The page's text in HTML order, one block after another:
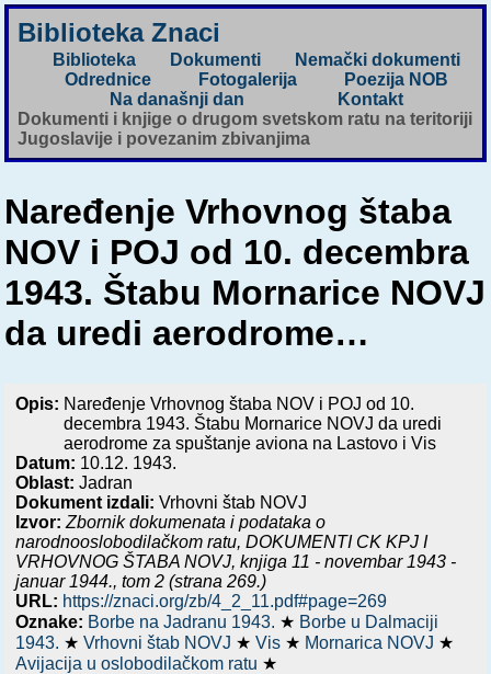
Biblioteka Znaci
Biblioteka Dokumenti
Nemački dokumenti
Odrednice
Fotogalerija
Poezija NOB
Na današnji dan
Kontakt
Dokumenti i knjige o drugom svetskom ratu na teritoriji
Jugoslavije i povezanim zbivanjima
Naređenje Vrhovnog štaba
NOV i POJ od 10. decembra
1943. Štabu Mornarice NOVJ
da uredi aerodrome…
Opis: Naređenje Vrhovnog štaba NOV i POJ od 10.
decembra 1943. Štabu Mornarice NOVJ da uredi
aerodrome za spuštanje aviona na Lastovo i Vis
Datum: 10.12. 1943.
Oblast: Jadran
Dokument izdali: Vrhovni štab NOVJ
Izvor: Zbornik dokumenata i podataka o
narodnooslobodilačkom ratu,DOKUMENTI CK KPJ I
VRHOVNOG ŠTABA NOVJ, knjiga 11 - novembar 1943 -
januar 1944., tom 2 (strana 269.)
URL: https://znaci.org/zb/4_2_11.pdf#page=269
Oznake: Borbe na Jadranu 1943. ★ Borbe u Dalmaciji
1943. ★Vrhovni štab NOVJ ★Vis ★ Mornarica NOVJ ★
Avijacija u oslobodilačkom ratu ★